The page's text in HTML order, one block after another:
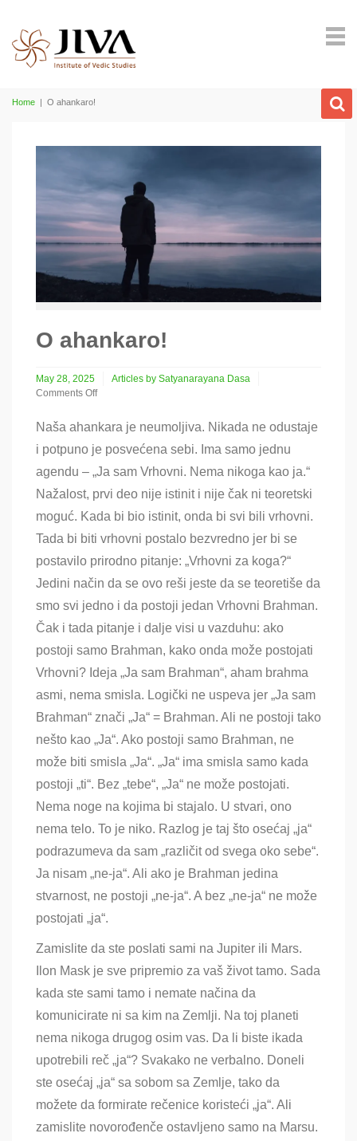
Home | O ahankaro!
O ahankaro!
May 28, 2025
Articles by Satyanarayana Dasa
Comments Off
O
ahankaro!
Naša ahankara je neumoljiva. Nikada ne odustaje
i potpuno je posvećena sebi. Ima samo jednu
agendu – „Ja sam Vrhovni. Nema nikoga kao ja.“
Nažalost, prvi deo nije istinit i nije čak ni teoretski
moguć. Kada bi bio istinit, onda bi svi bili vrhovni.
Tada bi biti vrhovni postalo bezvredno jer bi se
postavilo prirodno pitanje: „Vrhovni za koga?“
Jedini način da se ovo reši jeste da se teoretiše da
smo svi jedno i da postoji jedan Vrhovni Brahman.
Čak i tada pitanje i dalje visi u vazduhu: ako
postoji samo Brahman, kako onda može postojati
Vrhovni? Ideja „Ja sam Brahman“, aham brahma
asmi, nema smisla. Logički ne uspeva jer „Ja sam
Brahman“ znači „Ja“ = Brahman. Ali ne postoji tako
nešto kao „Ja“. Ako postoji samo Brahman, ne
može biti smisla „Ja“. „Ja“ ima smisla samo kada
postoji „ti“. Bez „tebe“, „Ja“ ne može postojati.
Nema noge na kojima bi stajalo. U stvari, ono
nema telo. To je niko. Razlog je taj što osećaj „ja“
podrazumeva da sam „različit od svega oko sebe“.
Ja nisam „ne-ja“. Ali ako je Brahman jedina
stvarnost, ne postoji „ne-ja“. A bez „ne-ja“ ne može
postojati „ja“.
Zamislite da ste poslati sami na Jupiter ili Mars.
Ilon Mask je sve pripremio za vaš život tamo. Sada
kada ste sami tamo i nemate načina da
komunicirate ni sa kim na Zemlji. Na toj planeti
nema nikoga drugog osim vas. Da li biste ikada
upotrebili reč „ja“? Svakako ne verbalno. Doneli
ste osećaj „ja“ sa sobom sa Zemlje, tako da
možete da formirate rečenice koristeći „ja“. Ali
zamislite novorođenče ostavljeno samo na Marsu.